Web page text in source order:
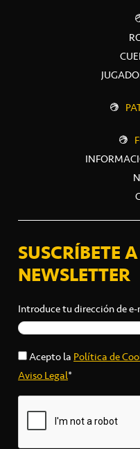
SUSCRÍBETE
NEWSLETTER
Introduce tu dirección de
Acepto laPolítica de
Aviso Legal*